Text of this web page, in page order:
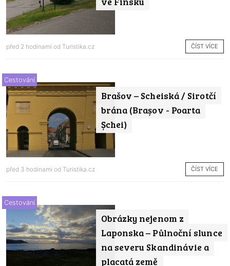
před 2 hodinami od Turistika.cz ČÍST VÍCE
Brašov – Scheiská / Sirotčí
brána (Brașov - Poarta
Șchei)
Cestování
před 3 hodinami od Turistika.cz ČÍST VÍCE
Obrázky nejenom z
Laponska – Půlnoční slunce
na severu Skandinávie a
placatá země
Cestování